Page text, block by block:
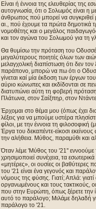
Είναι ή έννοια της ελευθερίας της
αυτογνωσία, ότι ο Σολωμός είναι η
άνθρωπος πού μπορεί να συγκριθεί
αι., πού έχουμε τα πρώτα δημοτικά
νομοθέτης και ο μεγάλος
και τον αγώνα του Σολωμού για τη
Θα θυμίσω την πρόταση του
μεγαλύτερους ποιητές όλων των
μελαγχολική διαπίστωση ότι δεν
παράπονο, μπορώ να πω ότι ο
γίνεται καί μία έκδοση των έργων
αύριο κώνωπες και εκδίδονται σε
διατυπώνει αύτη τη φοβερή
Πλάτωνα, στον Σαίξπηρ, στον
Έρχομαι στο θέμα μου (όπως έχει
λέξεις για να μπούμε υστέρα
φίλοι, με την έννοια τη
Έργα του δεκαπέντε-είκοσι
την αλήθεια. Μύθος, παραμύθι και
Όταν λέμε 'Μύθος του '21'' εννοούμε
χρησιμοποιεί συνέχεια, τα
«μητέρες», οι ουσίες οι βαθύτερες
του '21 είναι ένα γεγονός και
νόμους της φύσης. Γιατί; Απλά: γιατί
οργανωμένους και τους τακτικούς,
που στην Ευρώπη, όπως ξέρετε την
αυτό το παράλογο; Μιλάμε δηλαδή
παράλογο το '21.